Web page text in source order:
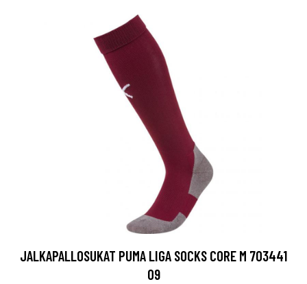
JALKAPALLOSUKAT PUMA LIGA SOCKS CORE M 703441
09